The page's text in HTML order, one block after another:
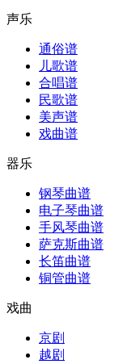
声乐
通俗谱
儿歌谱
合唱谱
民歌谱
美声谱
戏曲谱
器乐
钢琴曲谱
电子琴曲谱
手风琴曲谱
萨克斯曲谱
长笛曲谱
铜管曲谱
戏曲
京剧
越剧